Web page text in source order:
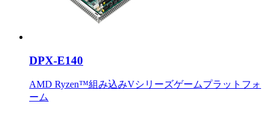
DPX-E140
AMD Ryzen™組み込みVシリーズゲームプラットフォ
ーム